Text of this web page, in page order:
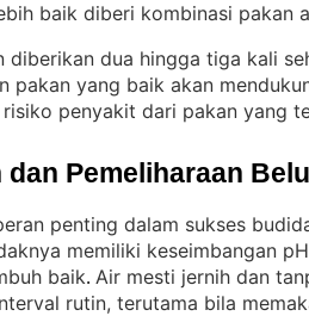
baik diberi kombinasi pakan
diberikan dua hingga tiga kali
pakan yang baik akan
penyakit dari pakan yang
dan Pemeliharaan
penting dalam sukses
memiliki keseimbangan
baik. Air mesti jernih dan
rutin, terutama bila